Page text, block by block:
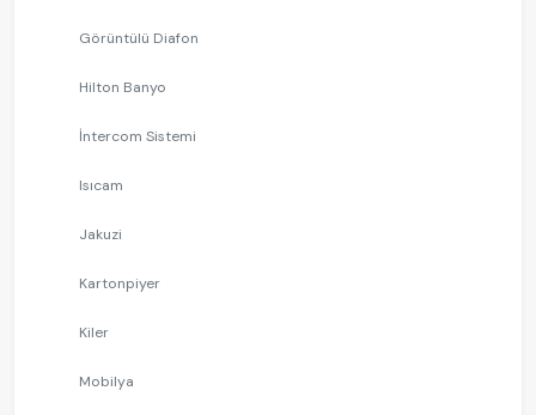
Görüntülü Diafon
Hilton Banyo
İntercom Sistemi
Isıcam
Jakuzi
Kartonpiyer
Kiler
Mobilya